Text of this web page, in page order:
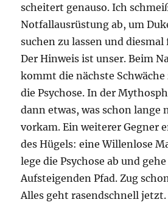
scheitert genauso. Ich
Notfallausrüstung ab, um
suchen zu lassen und
Der Hinweis ist unser. Beim
kommt die nächste
die Psychose. In der
dann etwas, was schon lange
vorkam. Ein weiterer Gegner
des Hügels: eine Willenlose
lege die Psychose ab und
Aufsteigenden Pfad. Zug
Alles geht rasendschnell